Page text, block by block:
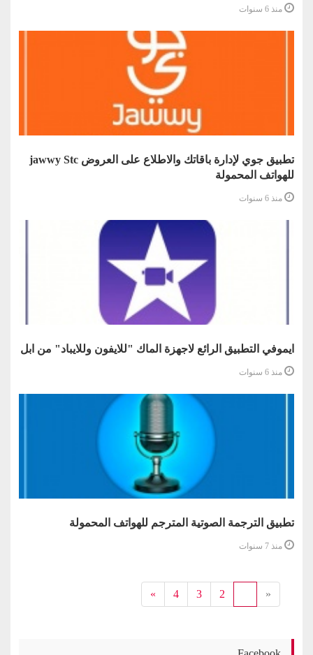
منذ 6 سنوات
تطبيق جوي لإدارة باقاتك والاطلاع على العروض jawwy Stc
للهواتف المحمولة
منذ 6 سنوات
ايموفي التطبيق الرائع لاجهزة الماك "للايفون وللايباد" من ابل
منذ 6 سنوات
تطبيق الترجمة الصوتية المترجم للهواتف المحمولة
منذ 7 سنوات
«
2
3
4
»